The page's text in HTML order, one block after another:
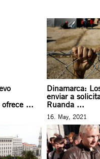
...
Dinamarca:
enviar a
Ruanda ...
16. May, 2021